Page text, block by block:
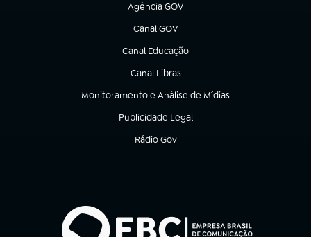
Agência GOV
(abre em nova aba)
Canal GOV
(abre em nova aba)
Canal Educação
(abre em nova aba)
Canal Libras
(abre em nova aba)
Monitoramento e Análise de Mídias
(abre em nova aba)
Publicidade Legal
(abre em nova aba)
Rádio Gov
(abre em nova aba)